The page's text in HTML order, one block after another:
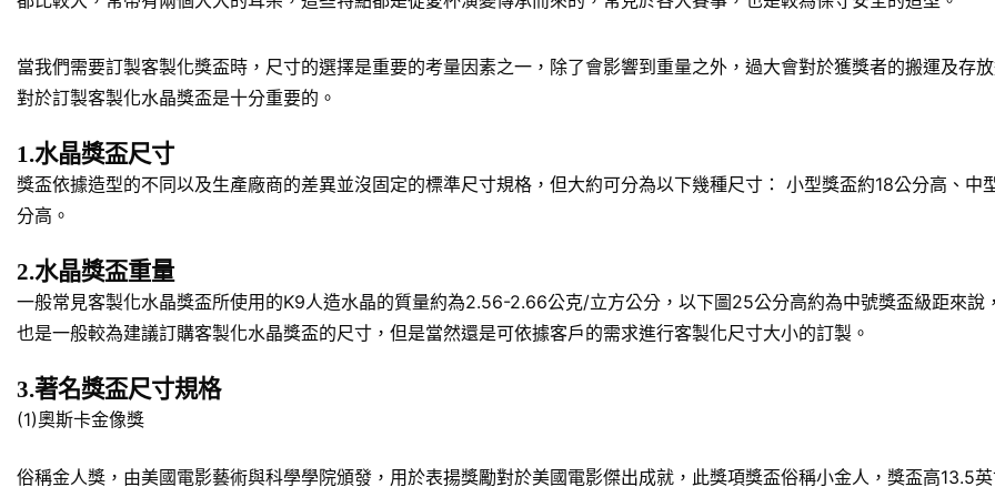
當我們需要訂製客製化獎盃時，尺寸的選擇是重要的考量因素之一，除了會影響到重量之外，過大會對於獲獎者的搬運及存
對於訂製客製化水晶獎盃是十分重要的。
1.水晶獎盃尺寸
獎盃依據造型的不同以及生產廠商的差異並沒固定的標準尺寸規格，但大約可分為以下幾種尺寸： 小型獎盃約18公分高、
分高。
2.水晶獎盃重量
一般常見客製化水晶獎盃所使用的K9人造水晶的質量約為2.56-2.66公克/立方公分，以下圖25公分高約為中號獎盃級距來
也是一般較為建議訂購客製化水晶獎盃的尺寸，但是當然還是可依據客戶的需求進行客製化尺寸大小的訂製。
3.著名獎盃尺寸規格
(1)奧斯卡金像獎
俗稱金人獎，由美國電影藝術與科學學院頒發，用於表揚獎勵對於美國電影傑出成就，此獎項獎盃俗稱小金人，獎盃高